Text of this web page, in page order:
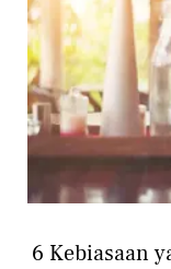
6 Kebiasaan